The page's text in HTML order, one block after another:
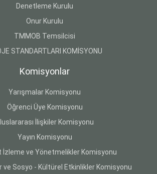
Denetleme Kurulu
Onur Kurulu
TMMOB Temsilcisi
STANDARTLARI KOMİSYONU
Komisyonlar
Yarışmalar Komisyonu
Öğrenci Üye Komisyonu
İlişkiler Komisyonu
Yayın Komisyonu
İzleme ve Yönetmelikler Komisyonu
ve Sosyo - Kültürel Etkinlikler Komisyonu